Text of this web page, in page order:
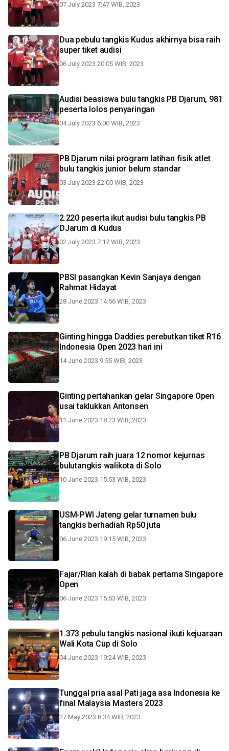
07 July 2023 7:47 WIB, 2023
Dua pebulu tangkis Kudus akhirnya bisa raih
super tiket audisi
06 July 2023 20:05 WIB, 2023
Audisi beasiswa bulu tangkis PB Djarum, 981
peserta lolos penyaringan
04 July 2023 6:00 WIB, 2023
PB Djarum nilai program latihan fisik atlet
bulu tangkis junior belum standar
03 July 2023 22:00 WIB, 2023
2.220 peserta ikut audisi bulu tangkis PB
DJarum di Kudus
02 July 2023 7:17 WIB, 2023
PBSI pasangkan Kevin Sanjaya dengan
Rahmat Hidayat
28 June 2023 14:56 WIB, 2023
Ginting hingga Daddies perebutkan tiket R16
Indonesia Open 2023 hari ini
14 June 2023 9:55 WIB, 2023
Ginting pertahankan gelar Singapore Open
usai taklukkan Antonsen
11 June 2023 18:23 WIB, 2023
PB Djarum raih juara 12 nomor kejurnas
bulutangkis walikota di Solo
10 June 2023 15:53 WIB, 2023
USM-PWI Jateng gelar turnamen bulu
tangkis berhadiah Rp50 juta
06 June 2023 19:15 WIB, 2023
Fajar/Rian kalah di babak pertama Singapore
Open
06 June 2023 15:53 WIB, 2023
1.373 pebulu tangkis nasional ikuti kejuaraan
Wali Kota Cup di Solo
04 June 2023 19:24 WIB, 2023
Tunggal pria asal Pati jaga asa Indonesia ke
final Malaysia Masters 2023
27 May 2023 8:34 WIB, 2023